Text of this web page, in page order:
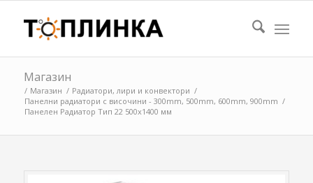
Магазин
/ Магазин / Радиатори, лири и конвектори /
Панелни радиатори с височини - 300mm, 500mm, 600mm, 900mm /
Панелен Радиатор Тип 22 500х1400 мм